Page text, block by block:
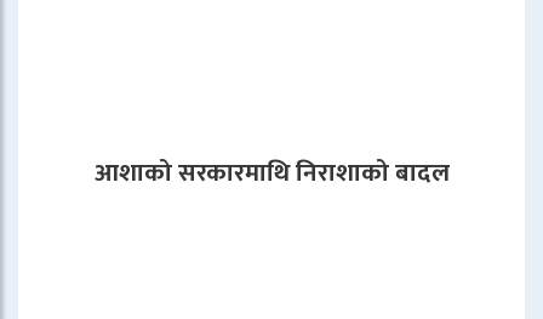
आशाको सरकारमाथि निराशाको बादल